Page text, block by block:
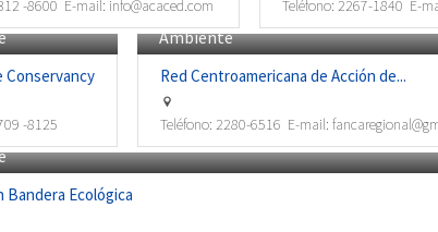
-8600 E-mail: info@acaced.com Teléfono: 2267-1840 E-
Conservancy
-8125
Ambiente
Red Centroamericana de Acción de...
Teléfono: 2280-6516 E-mail:
Bandera Ecológica